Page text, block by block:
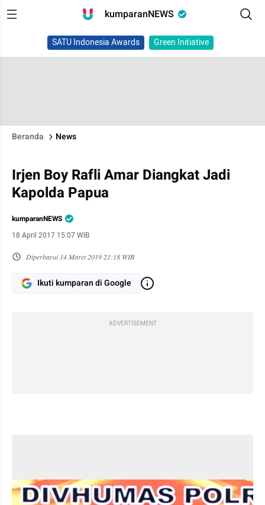
kumparanNEWS
SATU Indonesia Awards Green Initiative
Beranda News
Irjen Boy Rafli Amar Diangkat Jadi
Kapolda Papua
kumparanNEWS
18 April 2017 15:07 WIB
Diperbarui 14 Maret 2019 21:18 WIB
Ikuti kumparan di Google
ADVERTISEMENT